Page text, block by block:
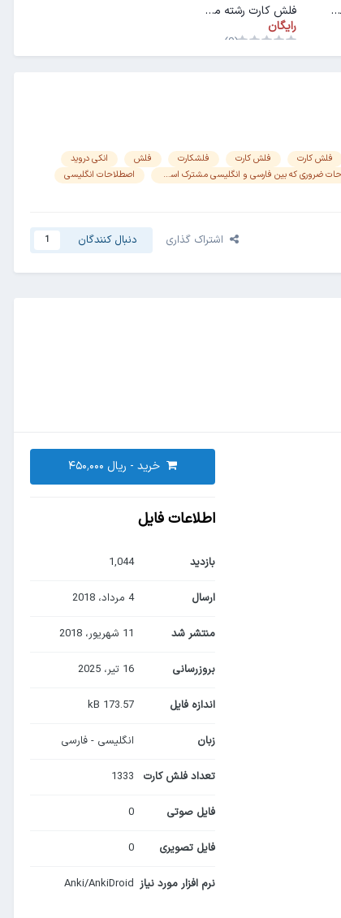
فلش کارت رشته مهندسی انرژی
فلش کارت رشته مهندسی اپتیک و لیزر
رایگان
(0)
فلش کارت فلش کارت فلشکارت فلش
انکی دروید
اصطلاحات ضروری که بین فارسی و انگلیسی مشترک است.
اصطلاحات انگلیسی
اشتراک گذاری دنبال کنندگان 1
خرید -
اطلاعات فایل
بازدید 1,044
ارسال 4 مرداد، 2018
منتشر شد 11 شهریور، 2018
بروزرسانی 16 تیر، 2025
اندازه فایل 173.57 kB
زبان انگلیسی - فارسی
تعداد فلش کارت 1333
فایل صوتی 0
فایل تصویری 0
نرم افزار مورد نیاز Anki/AnkiDroid